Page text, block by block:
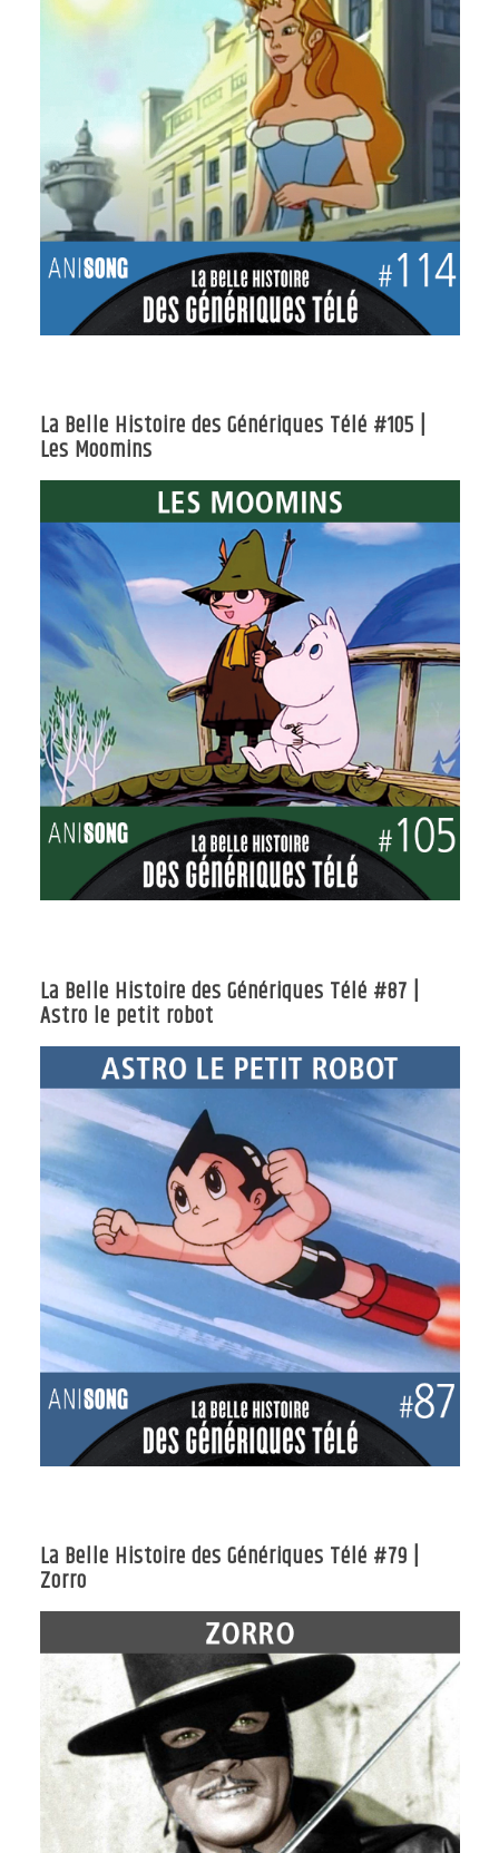
La Belle Histoire des Génériques Télé #105 |
Les Moomins
La Belle Histoire des Génériques Télé #87 |
Astro le petit robot
La Belle Histoire des Génériques Télé #79 |
Zorro